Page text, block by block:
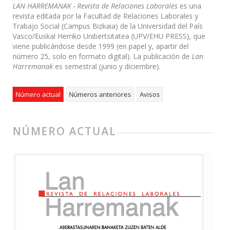
LAN HARREMANAK - Revista de Relaciones Laborales es una
revista editada por la Facultad de Relaciones Laborales y
Trabajo Social (Campus Bizkaia) de la Universidad del País
Vasco/Euskal Herriko Unibertsitatea (UPV/EHU PRESS), que
viene publicándose desde 1999 (en papel y, apartir del
número 25, solo en formato digital). La publicación de Lan
Harremanak es semestral (junio y diciembre).
Número actual Números anteriores Avisos
NÚMERO ACTUAL